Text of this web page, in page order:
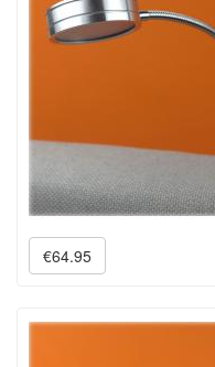
€64.95